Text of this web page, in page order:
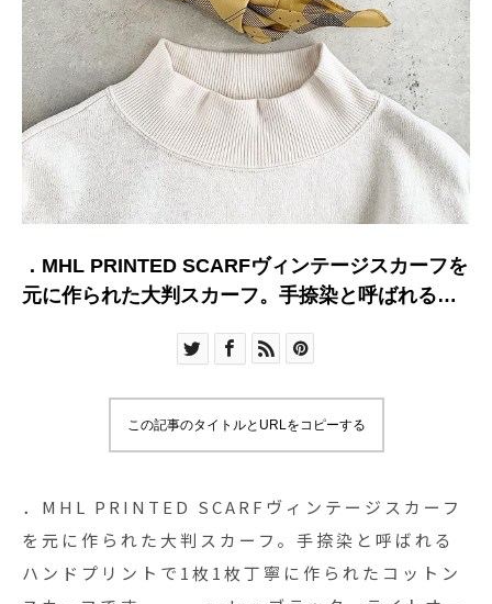
．MHL PRINTED SCARFヴィンテージスカーフを
元に作られた大判スカーフ。手捺染と呼ばれるハ
カーフです。 ．．color ブラック、ライトオーク
こちらです︎@haus_howell ．#MHL#printed
この記事のタイトルとURLをコピーする
．MHL PRINTED SCARFヴィンテージスカーフ
を元に作られた大判スカーフ。手捺染と呼ばれる
ハンドプリントで1枚1枚丁寧に作られたコットン